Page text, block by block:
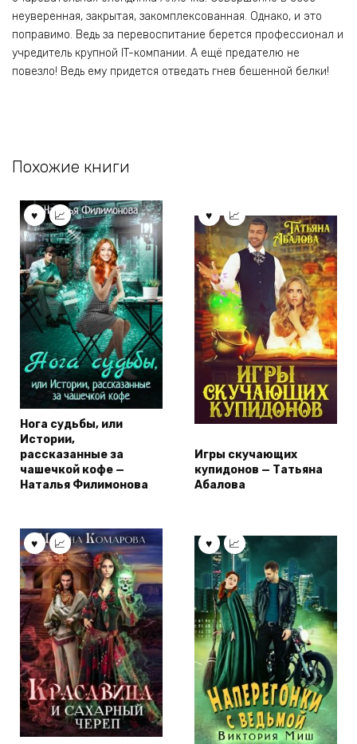
неуверенная, закрытая, закомплексованная. Однако, и это
поправимо. Ведь за перевоспитание берется профессионал и
учредитель крупной IT-компании. А ещё предателю не
повезло! Ведь ему придется отведать гнев бешенной белки!
Похожие книги
Нога судьбы, или
Истории,
рассказанные за
чашечкой кофе —
Наталья Филимонова
Игры скучающих
купидонов — Татьяна
Абалова